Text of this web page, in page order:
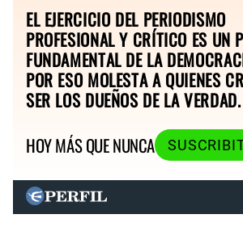
EL EJERCICIO DEL PERIODISMO
PROFESIONAL Y CRÍTICO ES UN
FUNDAMENTAL DE LA
POR ESO MOLESTA A QUIENES
SER LOS DUEÑOS DE LA VERDAD.
HOY MÁS QUE NUNCA